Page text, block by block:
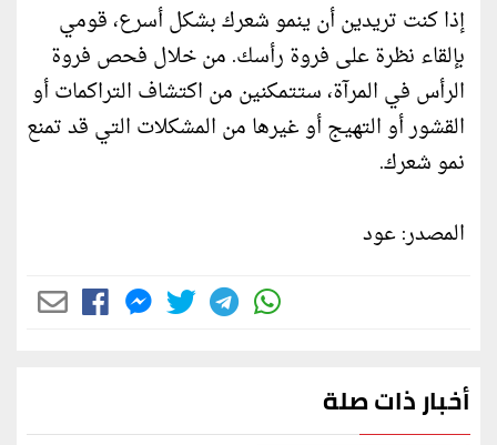
إذا كنت تريدين أن ينمو شعرك بشكل أسرع، قومي
بإلقاء نظرة على فروة رأسك. من خلال فحص فروة
الرأس في المرآة، ستتمكنين من اكتشاف التراكمات أو
القشور أو التهيج أو غيرها من المشكلات التي قد تمنع
نمو شعرك.
المصدر: عود
أخبار ذات صلة